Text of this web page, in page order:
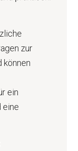
zur
können
ein
eine